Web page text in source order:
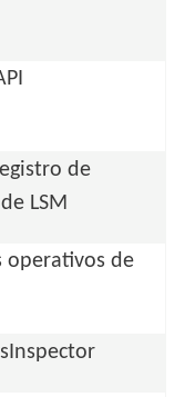
de
LSM
operativos de